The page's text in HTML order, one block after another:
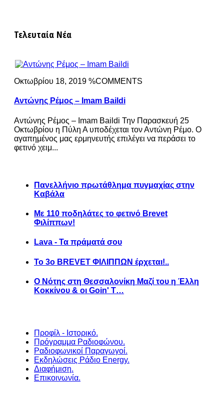
Τελευταία Νέα
Οκτωβρίου 18, 2019 %COMMENTS
Αντώνης Ρέμος – Imam Baildi
Αντώνης Ρέμος – Imam Baildi Την Παρασκευή 25
Οκτωβρίου η Πύλη Α υποδέχεται τον Αντώνη Ρέμο. Ο
αγαπημένος μας ερμηνευτής επιλέγει να περάσει το
φετινό χειμ...
Πανελλήνιο πρωτάθλημα πυγμαχίας στην
Καβάλα
Με 110 ποδηλάτες το φετινό Brevet
Φιλίππων!
Lava - Τα πράματά σου
Το 3ο BREVET ΦΙΛΙΠΠΩΝ έρχεται!..
Ο Νότης στη Θεσσαλονίκη Μαζί του η Έλλη
Κοκκίνου & οι Goin' T…
Προφίλ - Ιστορικό.
Πρόγραμμα Ραδιοφώνου.
Ραδιοφωνικοί Παραγωγοί.
Εκδηλώσεις Ράδιο Energy.
Διαφήμιση.
Επικοινωνία.